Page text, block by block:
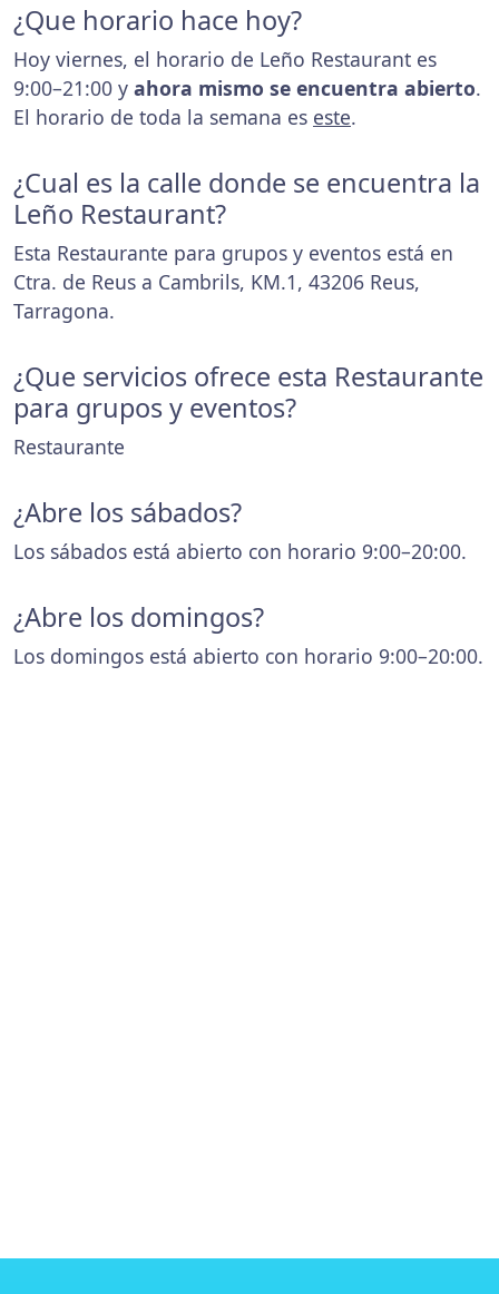
¿Que horario hace hoy?
Hoy viernes, el horario de Leño Restaurant es
9:00–21:00 y ahora mismo se encuentra abierto.
El horario de toda la semana es este.
¿Cual es la calle donde se encuentra la
Leño Restaurant?
Esta Restaurante para grupos y eventos está en
Ctra. de Reus a Cambrils, KM.1, 43206 Reus,
Tarragona.
¿Que servicios ofrece esta Restaurante
para grupos y eventos?
Restaurante
¿Abre los sábados?
Los sábados está abierto con horario 9:00–20:00.
¿Abre los domingos?
Los domingos está abierto con horario 9:00–20:00.